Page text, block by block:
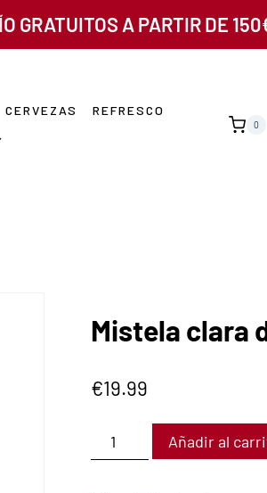
GRATUITOS A PARTIR DE
CERVEZAS
REFRESCO
0
Mistela clara
€19.99
Añadir al